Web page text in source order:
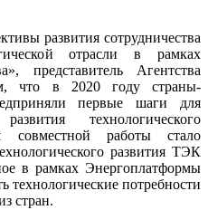
развития сотрудничества
отрасли в рамках
представитель Агентства
что в 2020 году страны-
первые шаги для
технологического
совместной работы стало
развития ТЭК
в рамках Энергоплатформы
потребности
стран.